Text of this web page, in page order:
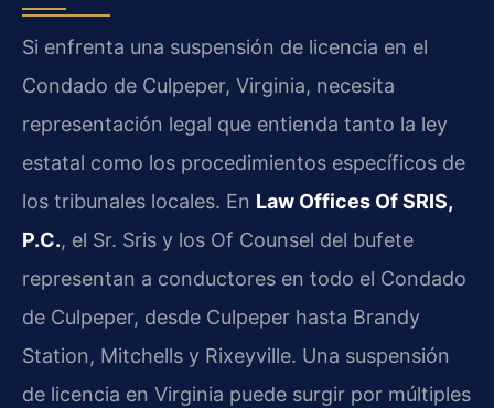
Si enfrenta una suspensión de licencia en el
Condado de Culpeper, Virginia, necesita
representación legal que entienda tanto la ley
estatal como los procedimientos específicos de
los tribunales locales. En Law Offices Of SRIS,
P.C., el Sr. Sris y los Of Counsel del bufete
representan a conductores en todo el Condado
de Culpeper, desde Culpeper hasta Brandy
Station, Mitchells y Rixeyville. Una suspensión
de licencia en Virginia puede surgir por múltiples